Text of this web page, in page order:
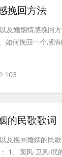
挽回方法
及婚姻情感挽回
如何挽回一个感
103
的民歌歌词
及挽回婚姻的民
1、国风·卫风·氓